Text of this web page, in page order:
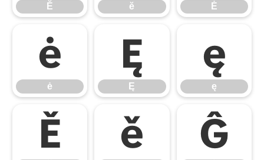
Ĕ ĕ Ė
ė
ė
Ę
Ę
ę
ę
Ě ě Ĝ